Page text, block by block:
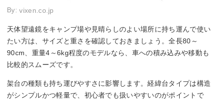
By:vixen.co.jp
天体望遠鏡をキャンプ場や見晴らしのよい場所に持ち運んで使い
たい方は、サイズと重さを確認しておきましょう。全長80～
90cm、重量4～6kg程度のモデルなら、車への積み込みや移動も
比較的スムーズです。
架台の種類も持ち運びやすさに影響します。経緯台タイプは構造
がシンプルかつ軽量で、初心者でも扱いやすいのがポイントで